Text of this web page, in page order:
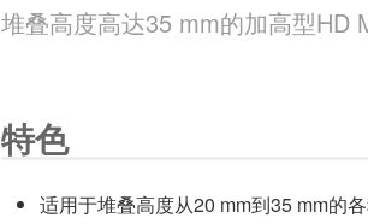
堆叠高度高达35 mm的加高型HD
特色
适用于堆叠高度从20 mm到35 mm的